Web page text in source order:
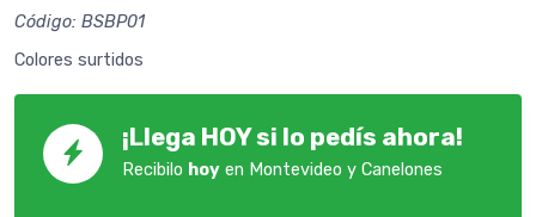
Código: BSBP01
Colores surtidos
¡Llega HOY si lo pedís ahora!
Recibilo hoy en Montevideo y Canelones